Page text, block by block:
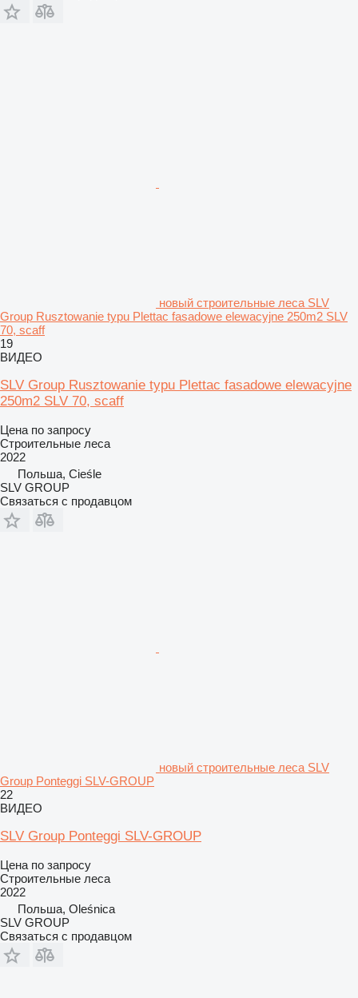
новый строительные леса SLV
Group Rusztowanie typu Plettac fasadowe elewacyjne 250m2 SLV
70, scaff
19
ВИДЕО
SLV Group Rusztowanie typu Plettac fasadowe elewacyjne
250m2 SLV 70, scaff
Цена по запросу
Строительные леса
2022
Польша, Cieśle
SLV GROUP
Связаться с продавцом
новый строительные леса SLV
Group Ponteggi SLV-GROUP
22
ВИДЕО
SLV Group Ponteggi SLV-GROUP
Цена по запросу
Строительные леса
2022
Польша, Oleśnica
SLV GROUP
Связаться с продавцом